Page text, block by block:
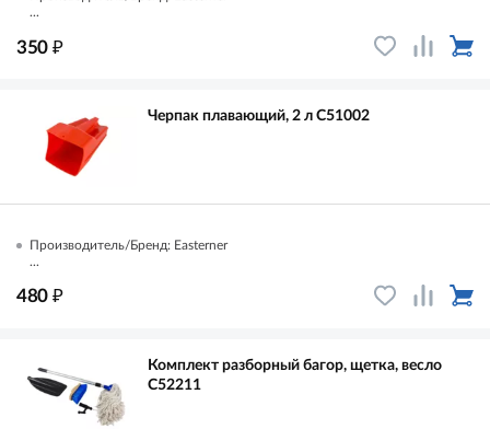
...
350 ₽
Черпак плавающий, 2 л C51002
Производитель/Бренд: Easterner
...
480 ₽
Комплект разборный багор, щетка, весло
C52211